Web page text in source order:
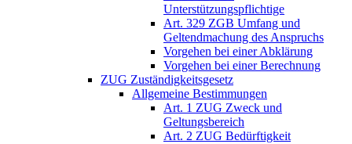
Unterstützungspflichtige
Art. 329 ZGB Umfang und
Geltendmachung des Anspruchs
Vorgehen bei einer Abklärung
Vorgehen bei einer Berechnung
ZUG Zuständigkeitsgesetz
Allgemeine Bestimmungen
Art. 1 ZUG Zweck und
Geltungsbereich
Art. 2 ZUG Bedürftigkeit